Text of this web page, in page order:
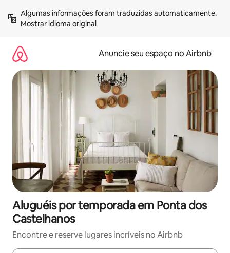
para
Mostrar idioma original
Anuncie seu espaço no Airbnb
Aluguéis por temporada em Ponta dos
Castelhanos
Encontre e reserve lugares incríveis no Airbnb